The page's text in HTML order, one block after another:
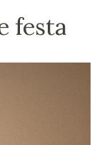
festa